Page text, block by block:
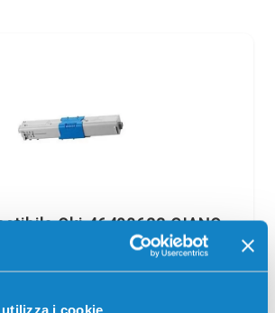
i cookie
Oki 46490623 CIANO